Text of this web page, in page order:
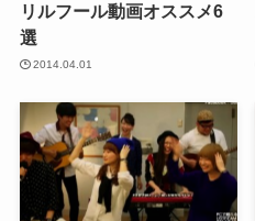
リルフール動画オススメ6
選
2014.04.01